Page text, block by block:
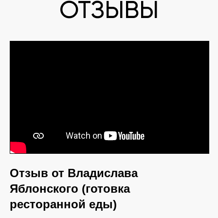
Отзыв от Владислава
Яблонского (готовка
ресторанной еды)
ПОЛУЧИТЬ КОНСУЛЬТАЦИЮ
Главная Как это работает
support@dabirch.com
Кейсы
Для кого
Telegram WhatsApp